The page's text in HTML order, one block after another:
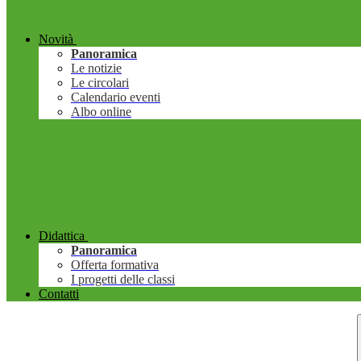
Novità
Panoramica
Le notizie
Le circolari
Calendario eventi
Albo online
Didattica
Panoramica
Offerta formativa
I progetti delle classi
Contatti